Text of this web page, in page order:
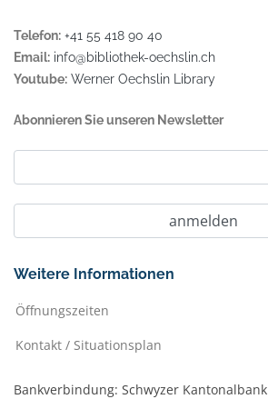
Telefon: +41 55 418 90 40
Email: info@bibliothek-oechslin.ch
Youtube: Werner Oechslin Library
Abonnieren Sie unseren Newsletter
Weitere Informationen
Öffnungszeiten
Kontakt / Situationsplan
Bankverbindung: Schwyzer Kantonalbank